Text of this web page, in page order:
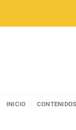
INICIO CONTENIDOS